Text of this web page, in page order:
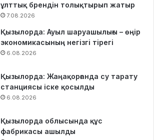
ұлттық брендін толықтырып жатыр
7.08.2026
Қызылорда: Ауыл шаруашылығы – өңір
экономикасының негізгі тірегі
6.08.2026
Қызылорда: Жаңақорғанда су тарату
станциясы іске қосылды
6.08.2026
Қызылорда облысында құс
фабрикасы ашылды